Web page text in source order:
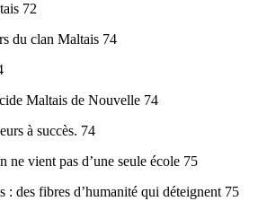
72
du clan Maltais 74
Maltais de Nouvelle 74
à succès. 74
ne vient pas d’une seule école 75
: des fibres d’humanité qui déteignent 75